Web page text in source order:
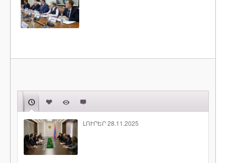
ԼՈՒՐԵՐ 28.11.2025